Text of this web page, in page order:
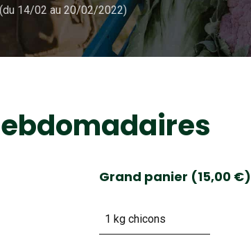
14/02 au 20/02/2022)
Grand panier (15,00 €)
1 kg chicons